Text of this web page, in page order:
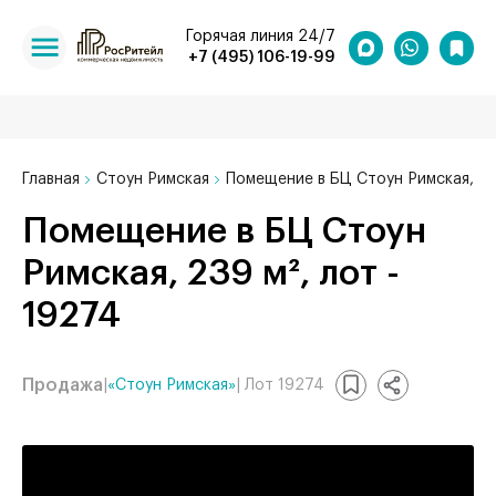
+7 (495) 106-19-99
Горячая линия 24/7
Главная Стоун Римская Помещение в БЦ Стоун Римская,
Помещение в БЦ Стоун
Римская, 239 м², лот -
19274
Продажа «Стоун Римская» | Лот 19274